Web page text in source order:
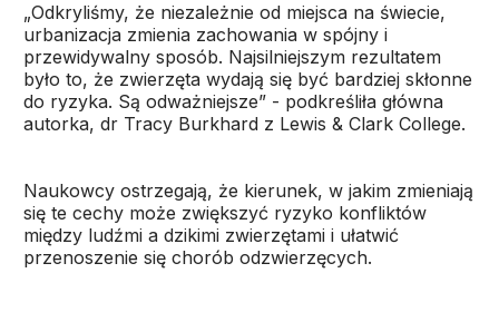
„Odkryliśmy, że niezależnie od miejsca na świecie,
urbanizacja zmienia zachowania w spójny i
przewidywalny sposób. Najsilniejszym rezultatem
było to, że zwierzęta wydają się być bardziej skłonne
do ryzyka. Są odważniejsze” - podkreśliła główna
autorka, dr Tracy Burkhard z Lewis & Clark College.
Naukowcy ostrzegają, że kierunek, w jakim zmieniają
się te cechy może zwiększyć ryzyko konfliktów
między ludźmi a dzikimi zwierzętami i ułatwić
przenoszenie się chorób odzwierzęcych.